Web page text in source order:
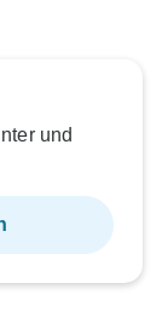
und